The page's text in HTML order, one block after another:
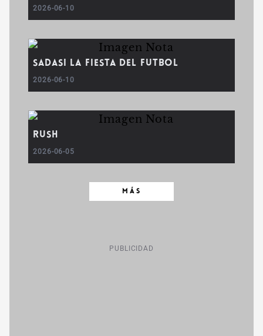
2026-06-10
SADASI LA FIESTA DEL FUTBOL
2026-06-10
Rush
2026-06-05
MÁS
PUBLICIDAD